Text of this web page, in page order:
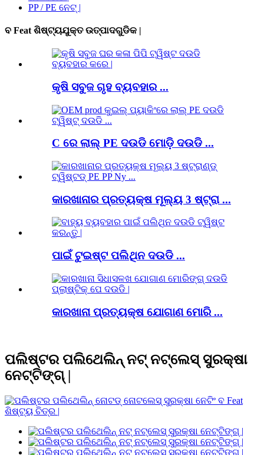
PP / PE ନେଟ୍ |
ବ Feat ଶିଷ୍ଟ୍ୟଯୁକ୍ତ ଉତ୍ପାଦଗୁଡିକ |
କୃଷି ସବୁଜ ଗୃହ ବ୍ୟବହାର ...
C ରେ ଲାଲ୍ PE ଦଉଡି ମୋଡ଼ି ଦଉଡି ...
କାରଖାନାର ପ୍ରତ୍ୟକ୍ଷ ମୂଲ୍ୟ 3 ଷ୍ଟ୍ରା ...
ପାଇଁ ଟୁଇଷ୍ଟ ପଲିଥିନ ଦଉଡି ...
କାରଖାନା ପ୍ରତ୍ୟକ୍ଷ ଯୋଗାଣ ମୋରି ...
ପଲିଷ୍ଟର ପଲିଥେଲିନ୍ ନଟ୍ ନଟ୍ଲେସ୍ ସୁରକ୍ଷା
ନେଟ୍ଟିଙ୍ଗ୍ |